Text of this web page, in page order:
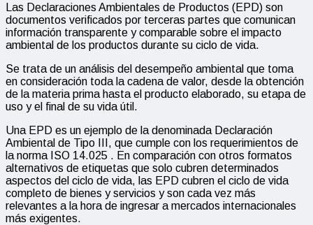
Las Declaraciones Ambientales de Productos (EPD) son
documentos verificados por terceras partes que comunican
información transparente y comparable sobre el impacto
ambiental de los productos durante su ciclo de vida.
Se trata de un análisis del desempeño ambiental que toma
en consideración toda la cadena de valor, desde la obtención
de la materia prima hasta el producto elaborado, su etapa de
uso y el final de su vida útil.
Una EPD es un ejemplo de la denominada Declaración
Ambiental de Tipo III, que cumple con los requerimientos de
la norma ISO 14.025 . En comparación con otros formatos
alternativos de etiquetas que solo cubren determinados
aspectos del ciclo de vida, las EPD cubren el ciclo de vida
completo de bienes y servicios y son cada vez más
relevantes a la hora de ingresar a mercados internacionales
más exigentes.